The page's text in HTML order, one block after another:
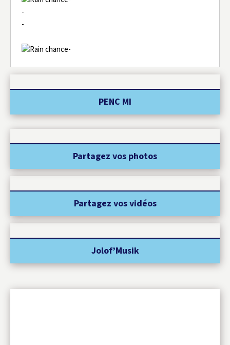
-
-
-
PENC MI
Partagez vos photos
Partagez vos vidéos
Jolof’Musik